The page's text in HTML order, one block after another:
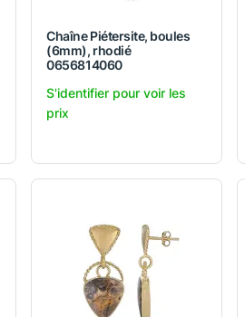
Chaîne Piétersite, boules
(6mm), rhodié
0656814060
S'identifier pour voir les
prix